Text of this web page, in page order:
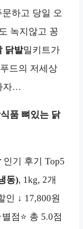
문하고 당일 오
녹지않고 꽁
닭발밀키트가
드의 저세상
자…
품 뼈있는 닭
인기 후기 Top5
동), 1kg, 2개
인 ↓ 17,800원
별점⭐ 총 5.0점